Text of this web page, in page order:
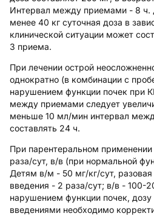
Интервал между приемами - 8 ч.
менее 40 кг суточная доза в
клинической ситуации может
3 приема.
При лечении острой
однократно (в комбинации с
нарушением функции почек при
между приемами следует
меньше 10 мл/мин интервал
составлять 24 ч.
При парентеральном
раза/сут, в/в (при нормальной
Детям в/м - 50 мг/кг/сут, разовая
введения - 2 раза/сут; в/в - 100-
нарушением функции почек,
введениями необходимо